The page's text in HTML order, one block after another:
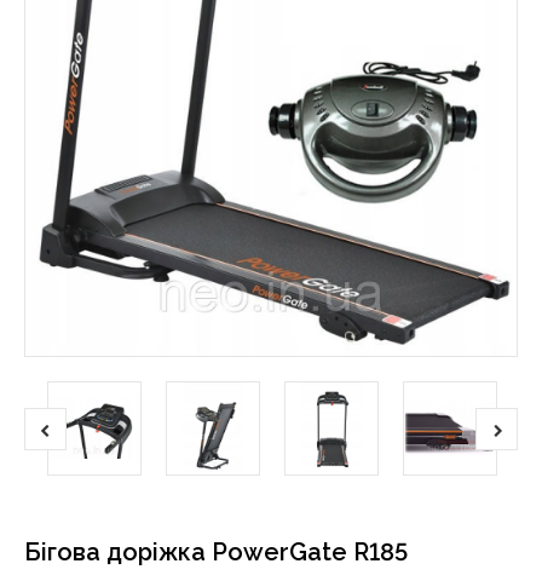
Бігова доріжка PowerGate R185